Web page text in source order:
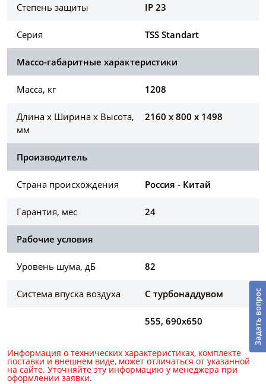
Степень защиты IP 23
Серия TSS Standart
Массо-габаритные характеристики
Масса, кг 1208
Длина х Ширина х Высота,
мм
2160 x 800 x 1498
Производитель
Страна происхождения Россия - Китай
Гарантия, мес 24
Рабочие условия
Уровень шума, дБ 82
Система впуска воздуха С турбонаддувом
555, 690х650
Информация о технических характеристиках, комплекте
поставки и внешнем виде, может отличаться от указанной
на сайте. Уточняйте эту информацию у менеджера при
оформлении заявки.
Задать вопрос